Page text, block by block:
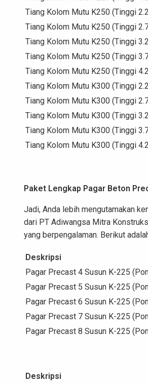
Tiang Kolom Mutu K250 (Tinggi
Tiang Kolom Mutu K250 (Tinggi
Tiang Kolom Mutu K250 (Tinggi
Tiang Kolom Mutu K250 (Tinggi
Tiang Kolom Mutu K250 (Tinggi
Tiang Kolom Mutu K300 (Tinggi
Tiang Kolom Mutu K300 (Tinggi
Tiang Kolom Mutu K300 (Tinggi
Tiang Kolom Mutu K300 (Tinggi
Tiang Kolom Mutu K300 (Tinggi
Paket Lengkap Pagar Beton
Jadi, Anda lebih mengutamakan
dari PT Adiwangsa Mitra
yang berpengalaman. Berikut
Deskripsi
Pagar Precast 4 Susun K-225
Pagar Precast 5 Susun K-225
Pagar Precast 6 Susun K-225
Pagar Precast 7 Susun K-225
Pagar Precast 8 Susun K-225
Deskripsi